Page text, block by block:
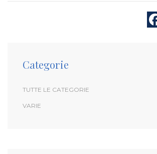
Categorie
TUTTE LE CATEGORIE
VARIE